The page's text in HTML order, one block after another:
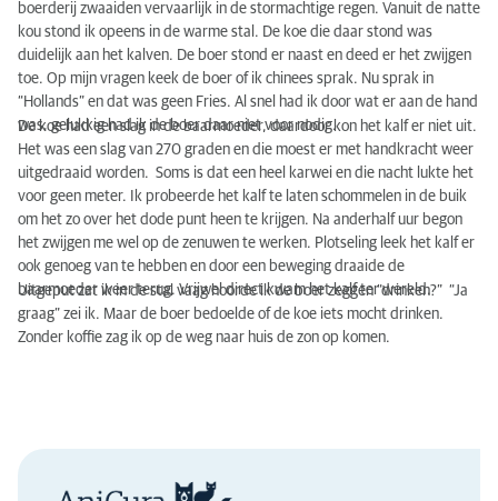
boerderij zwaaiden vervaarlijk in de stormachtige regen. Vanuit de natte
kou stond ik opeens in de warme stal. De koe die daar stond was
duidelijk aan het kalven. De boer stond er naast en deed er het zwijgen
toe. Op mijn vragen keek de boer of ik chinees sprak. Nu sprak in
“Hollands” en dat was geen Fries. Al snel had ik door wat er aan de hand
was, gelukkig had ik de boer daar niet voor nodig.
De koe had een slag in de baarmoeder, daardoor kon het kalf er niet uit.
Het was een slag van 270 graden en die moest er met handkracht weer
uitgedraaid worden. Soms is dat een heel karwei en die nacht lukte het
voor geen meter. Ik probeerde het kalf te laten schommelen in de buik
om het zo over het dode punt heen te krijgen. Na anderhalf uur begon
het zwijgen me wel op de zenuwen te werken. Plotseling leek het kalf er
ook genoeg van te hebben en door een beweging draaide de
baarmoeder weer terug. Vrijwel direct kwam het kalf ter wereld.
Uitgeput zat ik in de stal vaag hoorde ik de boer zeggen “drinken?” “Ja
graag” zei ik. Maar de boer bedoelde of de koe iets mocht drinken.
Zonder koffie zag ik op de weg naar huis de zon op komen.